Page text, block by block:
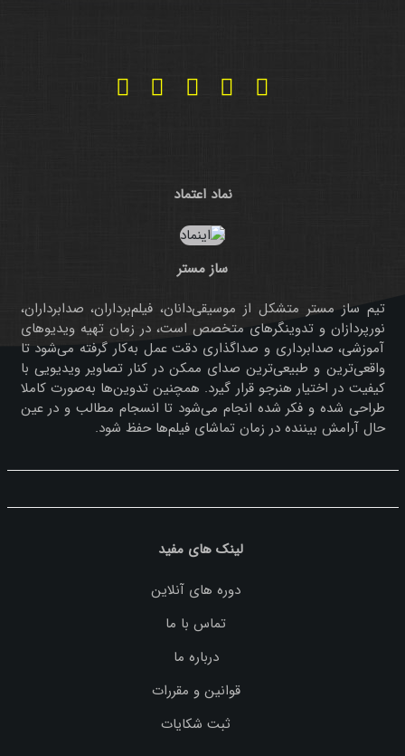
نماد اعتماد
ساز مستر
تیم ساز مستر متشکل از موسیقی‌دانان، فیلم‌برداران، صدابرداران،
نورپردازان و تدوینگرهای متخصص است، در زمان تهیه ویدیوهای
آموزشی، صدابرداری و صداگذاری دقت عمل به‌کار گرفته می‌شود تا
واقعی‌ترین و طبیعی‌ترین صدای ممکن در کنار تصاویر ویدیویی با
کیفیت در اختیار هنرجو قرار گیرد. همچنین تدوین‌ها به‌صورت کاملا
طراحی شده و فکر شده انجام می‌شود تا انسجام مطالب و در عین
حال آرامش بیننده در زمان تماشای فیلم‌ها حفظ شود.
لینک های مفید
دوره های آنلاین
تماس با ما
درباره ما
قوانین و مقررات
ثبت شکایات